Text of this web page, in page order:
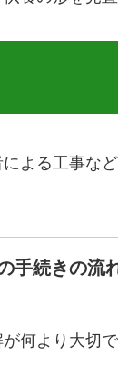
よる工事な
手続きの流
何より大切で